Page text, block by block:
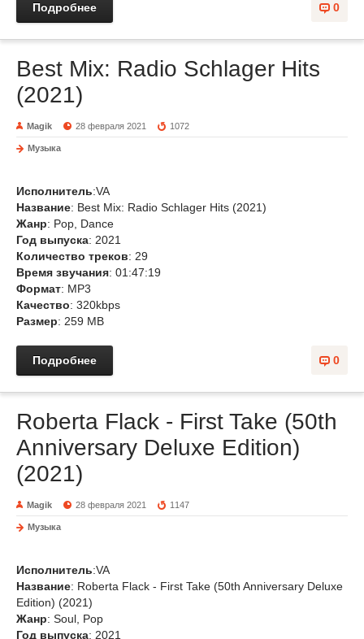
0
Подробнее
Best Mix: Radio Schlager Hits
(2021)
Magik 28 февраля 2021 1072
Музыка
Исполнитель:VA
Название: Best Mix: Radio Schlager Hits (2021)
Жанр: Pop, Dance
Год выпуска: 2021
Количество треков: 29
Время звучания: 01:47:19
Формат: MP3
Качество: 320kbps
Размер: 259 MB
0
Подробнее
Roberta Flack - First Take (50th
Anniversary Deluxe Edition)
(2021)
Magik 28 февраля 2021 1147
Музыка
Исполнитель:VA
Название: Roberta Flack - First Take (50th Anniversary Deluxe
Edition) (2021)
Жанр: Soul, Pop
Год выпуска: 2021